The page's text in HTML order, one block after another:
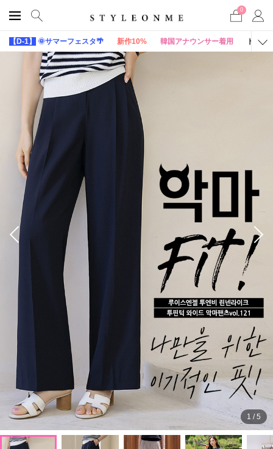
0
【D-1】 🌞サマーフェスタ🌴 新作10% 韓国アナウンサー着用 トップ
1 /5